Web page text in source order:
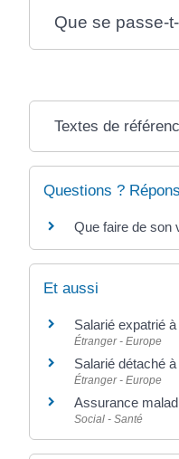
Que se passe-
Textes de
Questions ?
Que faire de son
Et aussi
Salarié expatrié
Étranger - Europe
Salarié détaché
Étranger - Europe
Assurance
Social - Santé